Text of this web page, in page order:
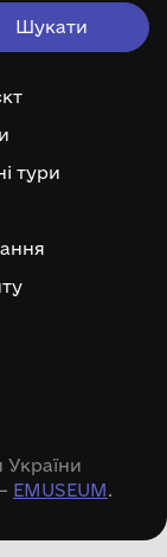
тури
України
EMUSEUM.